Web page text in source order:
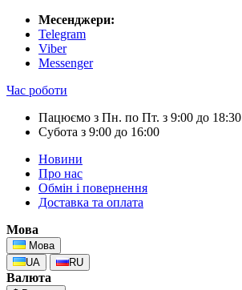
Месенджери:
Telegram
Viber
Messenger
Час роботи
Пацюємо з Пн. по Пт. з 9:00 до 18:30
Субота з 9:00 до 16:00
Новини
Про нас
Обмін і повернення
Доставка та оплата
Мова
Мова
UA
RU
Валюта